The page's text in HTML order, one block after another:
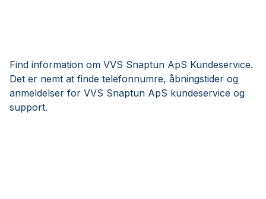
Find information om VVS Snaptun ApS Kundeservice.
Det er nemt at finde telefonnumre, åbningstider og
anmeldelser for VVS Snaptun ApS kundeservice og
support.